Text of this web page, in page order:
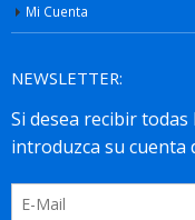
Mi Cuenta
NEWSLETTER: